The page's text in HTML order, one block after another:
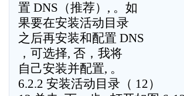
置 DNS（推荐）, 。如
果要在安装活动目录
之后再安装和配置 DNS
，可选择, 否，我将
自己安装并配置, 。
6.2.2 安装活动目录（ 12）